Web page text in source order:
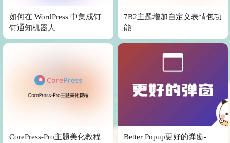
如何在 WordPress 中集成钉
钉通知机器人
7B2主题增加自定义表情包功
能
CorePress-Pro主题美化教程
Better Popup更好的弹窗-